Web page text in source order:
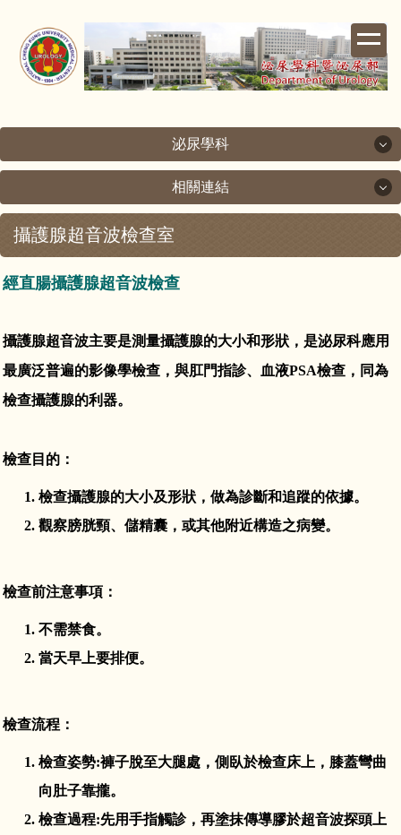
主
泌尿學科
關於泌尿科
次專科介紹
醫療團隊
檢查室簡介
鳳凰基金會
相關規章
相關連結
相關連結
成功大學
台灣泌尿科醫學會
攝護腺超音波檢查室
經直腸攝護腺超音波檢查
攝護腺超音波主要是測量攝護腺的大小和形狀，是泌尿科應用
最廣泛普遍的影像學檢查，與肛門指診、血液PSA檢查，同為
檢查攝護腺的利器。
檢查目的：
檢查攝護腺的大小及形狀，做為診斷和追蹤的依據。
觀察膀胱頸、儲精囊，或其他附近構造之病變。
檢查前注意事項：
不需禁食。
當天早上要排便。
檢查流程：
檢查姿勢:褲子脫至大腿處，側臥於檢查床上，膝蓋彎曲
向肚子靠攏。
檢查過程:先用手指觸診，再塗抹傳導膠於超音波探頭上